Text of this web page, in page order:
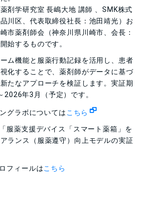
剤学研究室 長嶋大地 講師 、 SMK株式
川区、代表取締役社長：池田靖光）お
市薬剤師会（神奈川県川崎市、会長：
始するものです。
ム機能と服薬行動記録を活用し、患者
化することで、薬剤師がデータに基づ
たなアプローチを検証します。実証期
年3月（予定）です。
グラボについては こちら
「服薬支援デバイス「スマート薬箱」を
ランス（服薬遵守）向上モデルの実証
フィールはこちら